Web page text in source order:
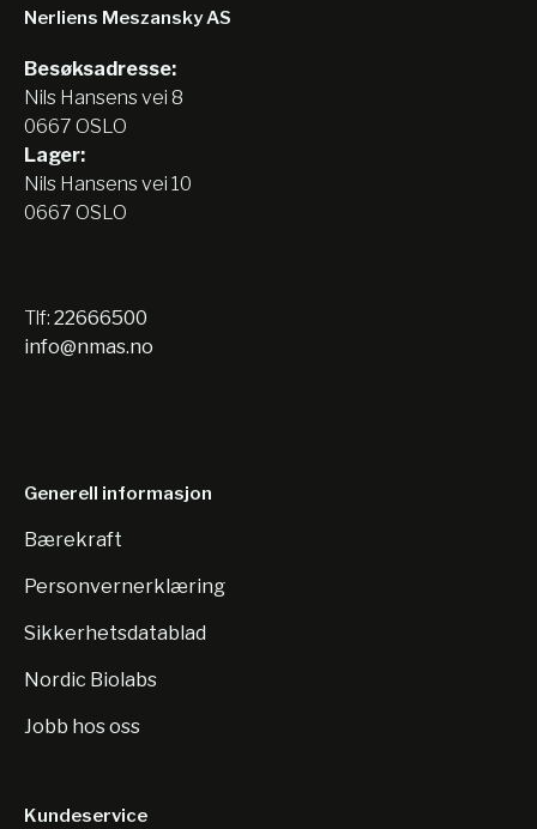
Nerliens Meszansky AS
Besøksadresse:
Nils Hansens vei 8
0667 OSLO
Lager:
Nils Hansens vei 10
0667 OSLO
Tlf: 22666500
info@nmas.no
Generell informasjon
Bærekraft
Personvernerklæring
Sikkerhetsdatablad
Nordic Biolabs
Jobb hos oss
Kundeservice